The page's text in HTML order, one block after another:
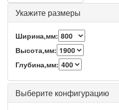
Укажите размеры
Ширина,мм:
Высота,мм:
Глубина,мм:
Выберите конфигурацию